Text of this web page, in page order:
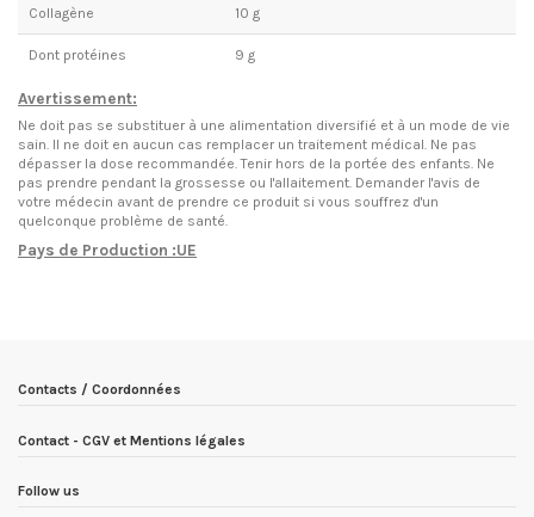
Collagène 10 g
Dont protéines 9 g
Avertissement:
Ne doit pas se substituer à une alimentation diversifié et à un mode de vie
sain. Il ne doit en aucun cas remplacer un traitement médical. Ne pas
dépasser la dose recommandée. Tenir hors de la portée des enfants. Ne
pas prendre pendant la grossesse ou l'allaitement. Demander l'avis de
votre médecin avant de prendre ce produit si vous souffrez d'un
quelconque problème de santé.
Pays de Production :UE
Contacts / Coordonnées
Contact - CGV et Mentions légales
Follow us